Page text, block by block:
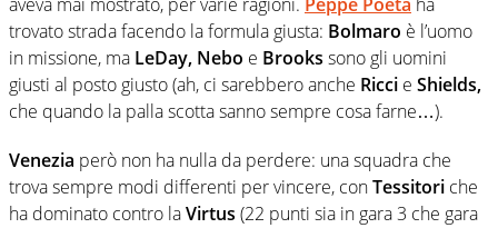
trovato strada facendo la formula giusta: Bolmaro è l’uomo
in missione, ma LeDay, Nebo e Brooks sono gli uomini
giusti al posto giusto (ah, ci sarebbero anche Ricci e Shields,
che quando la palla scotta sanno sempre cosa farne…).
Venezia però non ha nulla da perdere: una squadra che
trova sempre modi differenti per vincere, conTessitori che
ha dominato contro laVirtus (22 punti sia in gara 3 che gara